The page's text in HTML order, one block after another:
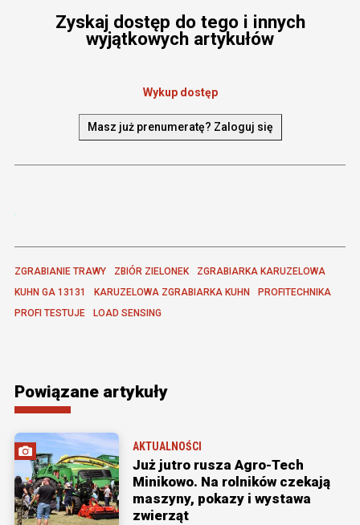
Zyskaj dostęp do tego i innych
wyjątkowych artykułów
Wykup dostęp
Masz już prenumeratę? Zaloguj się
ZGRABIANIE TRAWY ZBIÓR ZIELONEK
ZGRABIARKA KARUZELOWA
KUHN GA 13131
KARUZELOWA ZGRABIARKA KUHN
PROFITECHNIKA
PROFI TESTUJE
LOAD SENSING
Powiązane artykuły
AKTUALNOŚCI
Już jutro rusza Agro-Tech
Minikowo. Na rolników czekają
maszyny, pokazy i wystawa
zwierząt